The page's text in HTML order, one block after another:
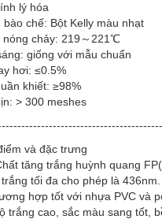
lý hóa
bào chế: Bột Kelly màu nhạt
nóng chảy: 219～221℃
giống với mẫu chuẩn
hơi: ≤0.5%
khiết: ≥98%
> 300 meshes
và đặc trưng
tăng trắng huỳnh quang
tối đa cho phép là 436nm.
hợp tốt với nhựa PVC và
trắng cao, sắc màu sang tốt,